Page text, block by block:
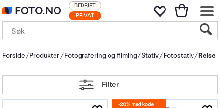
PRIVAT
BEDRIFT
Forside Produkter Fotografering og filming Stativ Fotostativ Reise
Filter